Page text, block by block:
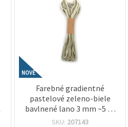
NOVÉ
Farebné gradientné
pastelové zeleno-biele
bavlnené lano 3 mm ~5 m
– ideálne na makramé,
SKU: 207143